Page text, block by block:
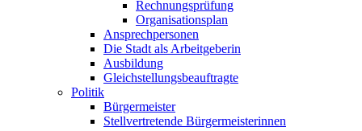
Rechnungsprüfung
Organisationsplan
Ansprechpersonen
Die Stadt als Arbeitgeberin
Ausbildung
Gleichstellungsbeauftragte
Politik
Bürgermeister
Stellvertretende Bürgermeisterinnen